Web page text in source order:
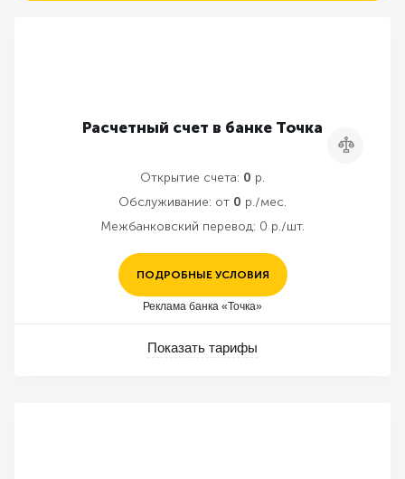
Расчетный счет в банке Точка
Сравнить
Открытие счета: 0 р.
Обслуживание: от 0 р./мес.
Межбанковский перевод: 0 р./шт.
ПОДРОБНЫЕ УСЛОВИЯ
Реклама банка «Точка»
Показать тарифы